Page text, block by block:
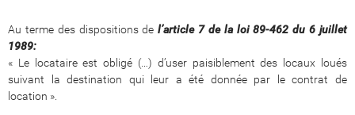
Au terme des dispositions del’article 7 de la loi 89-462 du 6 juillet
1989:
« Le locataire est obligé (…) d’user paisiblement des locaux loués
suivant la destination qui leur a été donnée par le contrat de
location ».